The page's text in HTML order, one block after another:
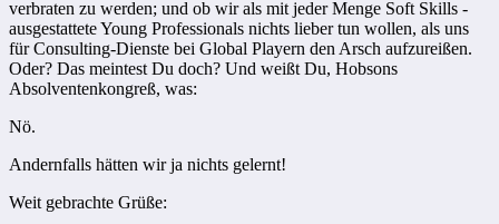
verbraten zu werden; und ob wir als mit jeder Menge Soft Skills ­
ausgestattete Young Professionals nichts lieber tun wollen, als uns
für Consulting-Dienste bei Global Playern den Arsch aufzureißen.
Oder? Das meintest Du doch? Und weißt Du, Hobsons
Absolventenkongreß, was:
Nö.
Andernfalls hätten wir ja nichts gelernt!
Weit gebrachte Grüße: